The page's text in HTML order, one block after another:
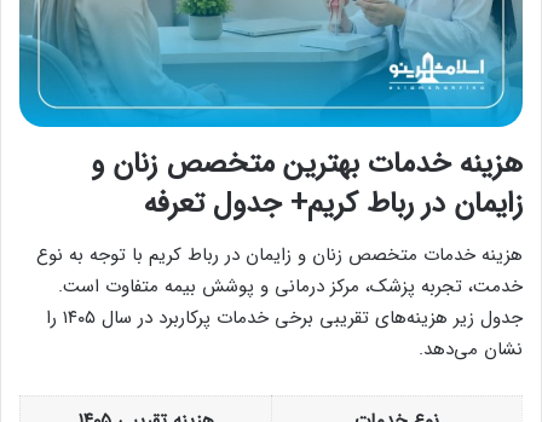
هزینه خدمات بهترین متخصص زنان و
زایمان در رباط کریم+ جدول تعرفه
هزینه خدمات متخصص زنان و زایمان در رباط کریم با توجه به نوع
خدمت، تجربه پزشک، مرکز درمانی و پوشش بیمه متفاوت است.
جدول زیر هزینه‌های تقریبی برخی خدمات پرکاربرد در سال ۱۴۰۵ را
نشان می‌دهد.